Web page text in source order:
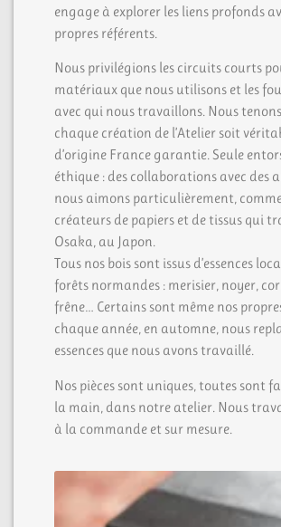
engage à explorer les liens profonds
propres référents.
Nous privilégions les circuits courts
matériaux que nous utilisons et les
avec qui nous travaillons. Nous
chaque création de l’Atelier soit
d’origine France garantie. Seule
éthique : des collaborations avec des
nous aimons particulièrement,
créateurs de papiers et de tissus qui
Osaka, au Japon.
Tous nos bois sont issus d’essences
forêts normandes : merisier, noyer,
frêne… Certains sont même nos
chaque année, en automne, nous
essences que nous avons travaillé.
Nos pièces sont uniques, toutes sont
la main, dans notre atelier. Nous
à la commande et sur mesure.